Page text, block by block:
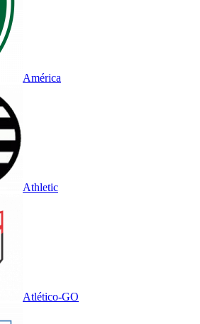
América
Athletic
Atlético-GO